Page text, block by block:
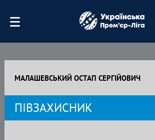
МАЛАШЕВСЬКИЙ ОСТАП СЕРГІЙОВИЧ
ПІВЗАХИСНИК